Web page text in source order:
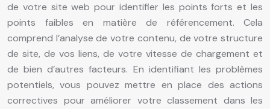
de votre site web pour identifier les points forts et les
points faibles en matière de référencement. Cela
comprend l’analyse de votre contenu, de votre structure
de site, de vos liens, de votre vitesse de chargement et
de bien d’autres facteurs. En identifiant les problèmes
potentiels, vous pouvez mettre en place des actions
correctives pour améliorer votre classement dans les